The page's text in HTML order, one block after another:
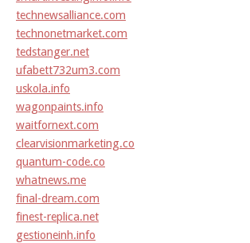
technewsalliance.com
technonetmarket.com
tedstanger.net
ufabett732um3.com
uskola.info
wagonpaints.info
waitfornext.com
clearvisionmarketing.co
quantum-code.co
whatnews.me
final-dream.com
finest-replica.net
gestioneinh.info